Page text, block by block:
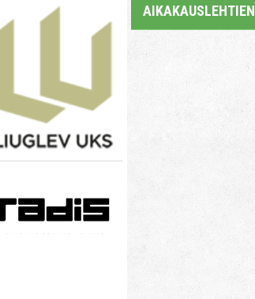
AIKAKAUSLEHTIEN